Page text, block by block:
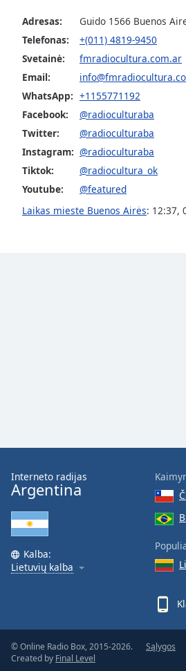
Area
Background
Color
Opacity
Font
Edge
Adresas:
Guido 1566 Buenos
Telefonas:
+(011) 4819-9450
Svetainė:
fmradiocultura.com.ar
Email:
WhatsApp: +1155771192
Facebook:
@radioculturaba
Twitter:
@radioculturaba
Instagram: @radioculturaba
Tiktok:
@radiocultura_ok
Youtube:
@featured
Laikas mieste Buenos Airės: 12:37,
Interneto radijas
Argentina
Kalba:
Lietuvių kalba
© Online Radio Box, 2015-2026.
Created by Final Level
Sąlygos